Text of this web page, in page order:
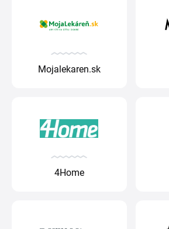
Mojalekaren.sk
4Home